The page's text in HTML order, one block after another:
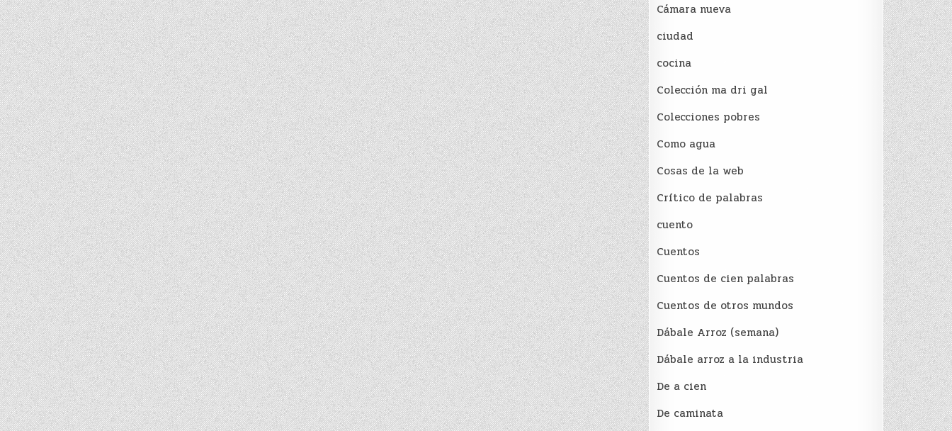
Cámara nueva
ciudad
cocina
Colección ma dri gal
Colecciones pobres
Como agua
Cosas de la web
Crítico de palabras
cuento
Cuentos
Cuentos de cien palabras
Cuentos de otros mundos
Dábale Arroz (semana)
Dábale arroz a la industria
De a cien
De caminata